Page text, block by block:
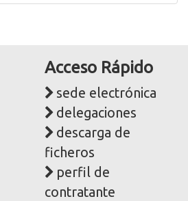
Acceso Rápido
sede electrónica
delegaciones
descarga de
ficheros
perfil de
contratante